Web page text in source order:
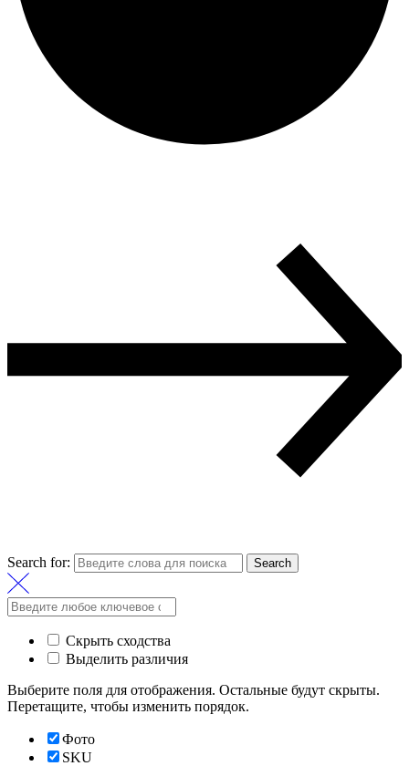
Search for: Search
Скрыть сходства
Выделить различия
Выберите поля для отображения. Остальные будут скрыты.
Перетащите, чтобы изменить порядок.
Фото
SKU